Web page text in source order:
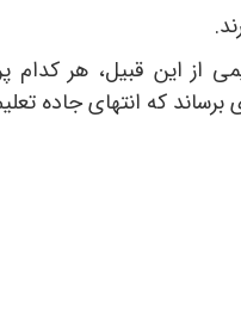
از این قبیل، هر
که انتهای جاده